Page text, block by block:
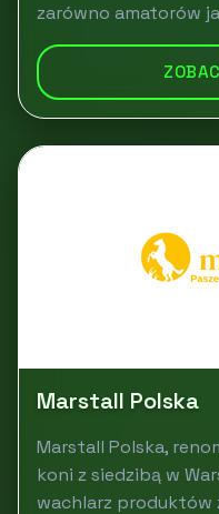
zarówno amatorów
Marstall Polska
Marstall Polska,
koni z siedzibą w
wachlarz produktów